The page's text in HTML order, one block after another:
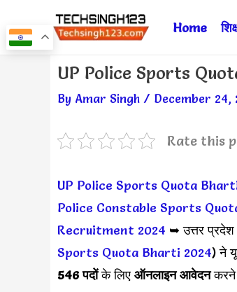
to
Home
UP Police Sports Quota
By Amar Singh / December 24,
Rate this
UP Police Sports Quota
Police Constable Sports
Recruitment 2024 ➥ उत्तर प्रदेश
Sports Quota Bharti 2024) ने
546 पदोंके लिए ऑनलाइन आवेदनकरने
Post